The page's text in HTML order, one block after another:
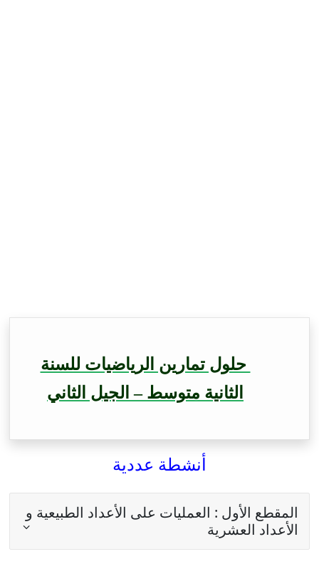
حلول تمارين الرياضيات للسنة
الثانية متوسط – الجيل الثاني
أنشطة عددية
المقطع الأول : العمليات على الأعداد الطبيعية و
الأعداد العشرية